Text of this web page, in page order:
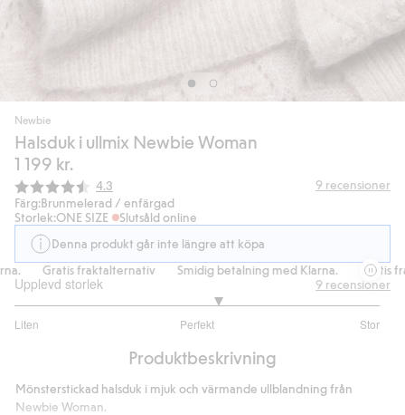
Newbie
Halsduk i ullmix Newbie Woman
1 199 kr.
Snittbetyg:
4.3 9 recensioner
Färg:Brunmelerad / enfärgad
Storlek:ONE SIZE
Slutsåld online
Denna produkt går inte längre att köpa
Gratis fraktalternativ Smidig betalning med Klarna. Gratis
Upplevd storlek
Liten Perfekt Stor
utav
9
betyg
9 recensioner
Produktbeskrivning
Mönsterstickad halsduk i mjuk och värmande ullblandning från
Newbie Woman.